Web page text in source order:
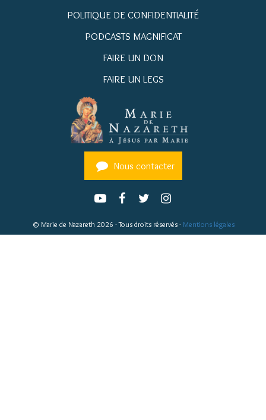
POLITIQUE DE CONFIDENTIALITÉ
PODCASTS MAGNIFICAT
FAIRE UN DON
FAIRE UN LEGS
Nous contacter
© Marie de Nazareth 2026 - Tous droits réservés - Mentions légales